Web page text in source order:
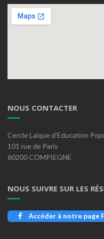
NOUS CONTACTER
Cercle Laïque d’Education
101 rue de Paris
60200 COMPIEGNE
NOUS SUIVRE SUR LES
Accéder à notre page